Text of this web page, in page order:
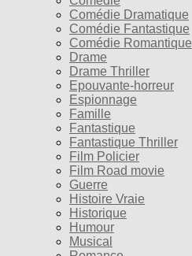
Comédie Dramatique
Comédie Fantastique
Comédie Romantique
Drame
Drame Thriller
Epouvante-horreur
Espionnage
Famille
Fantastique
Fantastique Thriller
Film Policier
Film Road movie
Guerre
Histoire Vraie
Historique
Humour
Musical